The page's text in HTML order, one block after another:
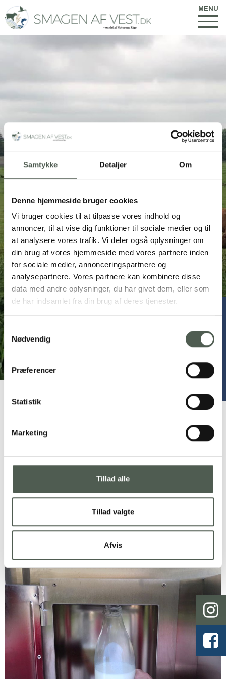
Samtykke Detaljer Om
Denne hjemmeside bruger cookies
Vi bruger cookies til at tilpasse vores indhold og
annoncer, til at vise dig funktioner til sociale medier og til
at analysere vores trafik. Vi deler også oplysninger om
din brug af vores hjemmeside med vores partnere inden
for sociale medier, annonceringspartnere og
analysepartnere. Vores partnere kan kombinere disse
data med andre oplysninger, du har givet dem, eller som
de har indsamlet fra din brug af deres tjenester.
Samtykkevalg
Nødvendig
Præferencer
Statistik
Marketing
Tillad alle
Tillad valgte
Afvis
MENU
facebook.com/Vesterager-gaardbutik
Frisk mælk på flaske
På en gård tæt på Videbæk kan du købe frisk mælk på flaske.
Gårdbutikken er åbent 24/7 og du tapper selv mælken i et fint
Du kan medbringe flasker eller købe glasflasker hos Vesterager
gårdbutik. Du kan betale mælken kontant eller via MobilePay.
Ardy Peters som driver gårdbutikken, sælger også æg fra
fritgående høns, og i fremtiden vil du også kunne købe kød fra Red